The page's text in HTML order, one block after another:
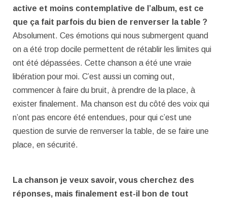
active et moins contemplative de l’album, est ce
que ça fait parfois du bien de renverser la table ?
Absolument. Ces émotions qui nous submergent quand
on a été trop docile permettent de rétablir les limites qui
ont été dépassées. Cette chanson a été une vraie
libération pour moi. C’est aussi un coming out,
commencer à faire du bruit, à prendre de la place, à
exister finalement. Ma chanson est du côté des voix qui
n’ont pas encore été entendues, pour qui c’est une
question de survie de renverser la table, de se faire une
place, en sécurité.
La chanson je veux savoir, vous cherchez des
réponses, mais finalement est-il bon de tout